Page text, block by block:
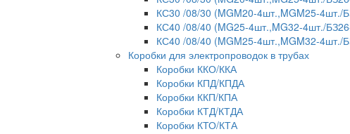
КС30 /08/30 (MGM20-4шт.,MGM25-4шт./
КС40 /08/40 (MG25-4шт.,MG32-4шт./
КС40 /08/40 (MGM25-4шт.,MGM32-4шт./
Коробки для электропроводок в трубах
Коробки ККО/ККА
Коробки КПД/КПДА
Коробки ККП/КПА
Коробки КТД/КТДА
Коробки КТО/КТА